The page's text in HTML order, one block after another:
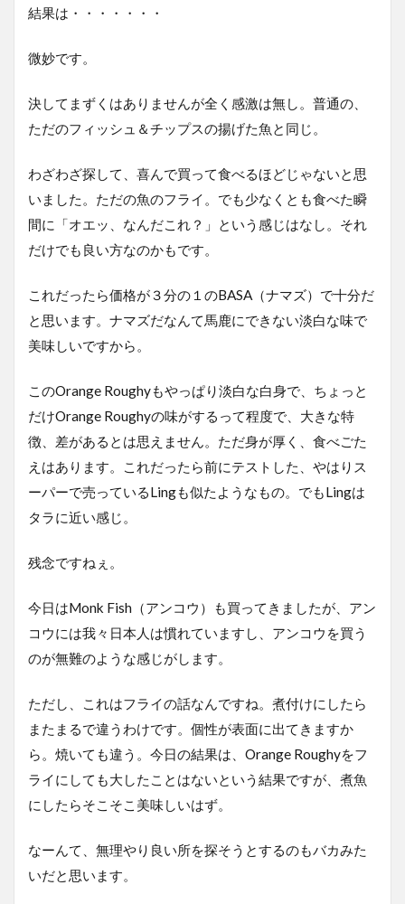
結果は・・・・・・・
微妙です。
決してまずくはありませんが全く感激は無し。普通の、
ただのフィッシュ＆チップスの揚げた魚と同じ。
わざわざ探して、喜んで買って食べるほどじゃないと思
いました。ただの魚のフライ。でも少なくとも食べた瞬
間に「オエッ、なんだこれ？」という感じはなし。それ
だけでも良い方なのかもです。
これだったら価格が３分の１のBASA（ナマズ）で十分だ
と思います。ナマズだなんて馬鹿にできない淡白な味で
美味しいですから。
このOrange Roughyもやっぱり淡白な白身で、ちょっと
だけOrange Roughyの味がするって程度で、大きな特
徴、差があるとは思えません。ただ身が厚く、食べごた
えはあります。これだったら前にテストした、やはりス
ーパーで売っているLingも似たようなもの。でもLingは
タラに近い感じ。
残念ですねぇ。
今日はMonk Fish（アンコウ）も買ってきましたが、アン
コウには我々日本人は慣れていますし、アンコウを買う
のが無難のような感じがします。
ただし、これはフライの話なんですね。煮付けにしたら
またまるで違うわけです。個性が表面に出てきますか
ら。焼いても違う。今日の結果は、Orange Roughyをフ
ライにしても大したことはないという結果ですが、煮魚
にしたらそこそこ美味しいはず。
なーんて、無理やり良い所を探そうとするのもバカみた
いだと思います。